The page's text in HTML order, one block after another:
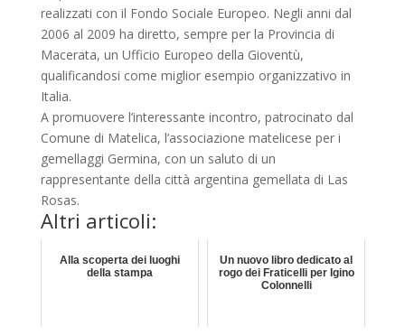
realizzati con il Fondo Sociale Europeo. Negli anni dal
2006 al 2009 ha diretto, sempre per la Provincia di
Macerata, un Ufficio Europeo della Gioventù,
qualificandosi come miglior esempio organizzativo in
Italia.
A promuovere l’interessante incontro, patrocinato dal
Comune di Matelica, l’associazione matelicese per i
gemellaggi Germina, con un saluto di un
rappresentante della città argentina gemellata di Las
Rosas.
Altri articoli:
Alla scoperta dei luoghi
della stampa
Un nuovo libro dedicato al
rogo dei Fraticelli per Igino
Colonnelli